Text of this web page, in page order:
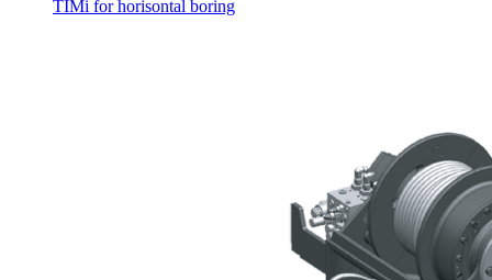
TIMi for horisontal boring